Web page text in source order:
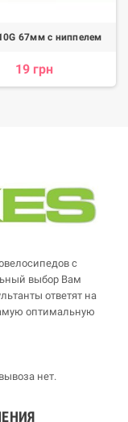
67мм с ниппелем
19 грн
с
выбор Вам
ответят на
оптимальную
нет.